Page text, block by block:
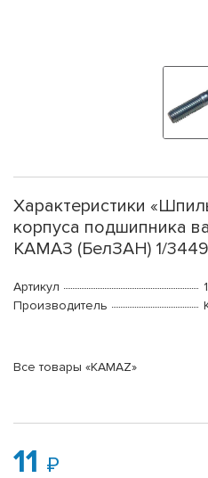
Характеристики
корпуса подшипника
КАМАЗ (БелЗАН) 1/
Артикул
Производитель
Все товары «KAMAZ»
11